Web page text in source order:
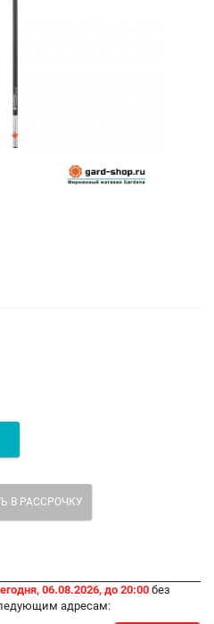
В РАССРОЧКУ
06.08.2026, до 20:00 без
адресам: